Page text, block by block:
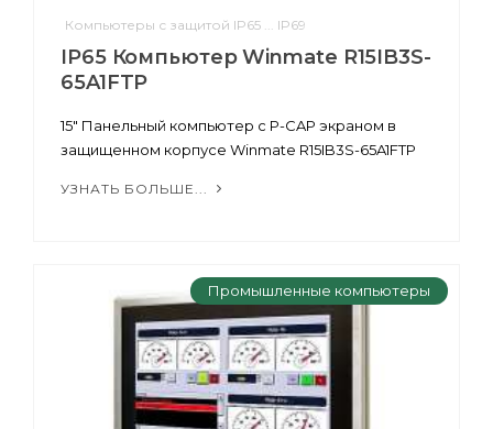
Компьютеры с защитой IP65 ... IP69
IP65 Компьютер Winmate R15IB3S-
65A1FTP
15" Панельный компьютер с P-CAP экраном в
защищенном корпусе Winmate R15IB3S-65A1FTP
УЗНАТЬ БОЛЬШЕ...
Промышленные компьютеры